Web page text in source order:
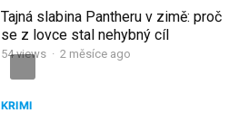
Tajná slabina Pantheru v zimě: proč
se z lovce stal nehybný cíl
54views · 2 měsíce ago
KRIMI